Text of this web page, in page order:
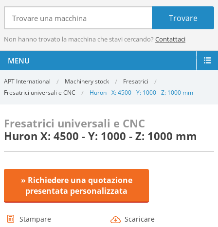
Non hanno trovato la macchina che stavi cercando? Contattaci
MENU
APT International Machinery stock
Fresatrici
Fresatrici universali e CNC
Huron - X: 4500 - Y: 1000 - Z: 1000 mm
Fresatrici universali e CNC
Huron X: 4500 - Y: 1000 - Z: 1000 mm
» Richiedere una quotazione
presentata personalizzata
Stampare
Scaricare